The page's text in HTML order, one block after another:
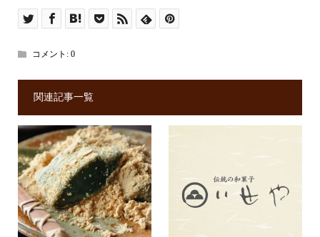
コメント: 0
関連記事一覧